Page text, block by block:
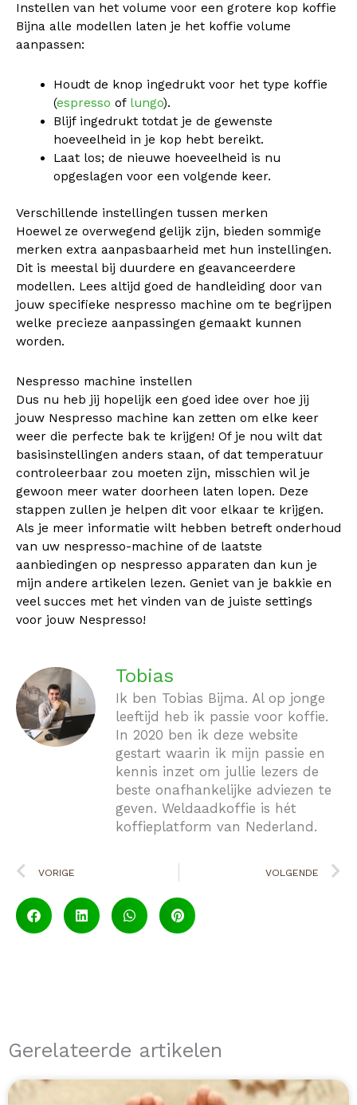
Instellen van het volume voor een grotere kop koffie
Bijna alle modellen laten je het koffie volume
aanpassen:
Houdt de knop ingedrukt voor het type koffie
(espresso of lungo).
Blijf ingedrukt totdat je de gewenste
hoeveelheid in je kop hebt bereikt.
Laat los; de nieuwe hoeveelheid is nu
opgeslagen voor een volgende keer.
Verschillende instellingen tussen merken
Hoewel ze overwegend gelijk zijn, bieden sommige
merken extra aanpasbaarheid met hun instellingen.
Dit is meestal bij duurdere en geavanceerdere
modellen. Lees altijd goed de handleiding door van
jouw specifieke nespresso machine om te begrijpen
welke precieze aanpassingen gemaakt kunnen
worden.
Nespresso machine instellen
Dus nu heb jij hopelijk een goed idee over hoe jij
jouw Nespresso machine kan zetten om elke keer
weer die perfecte bak te krijgen! Of je nou wilt dat
basisinstellingen anders staan, of dat temperatuur
controleerbaar zou moeten zijn, misschien wil je
gewoon meer water doorheen laten lopen. Deze
stappen zullen je helpen dit voor elkaar te krijgen.
Als je meer informatie wilt hebben betreft onderhoud
van uw nespresso-machine of de laatste
aanbiedingen op nespresso apparaten dan kun je
mijn andere artikelen lezen. Geniet van je bakkie en
veel succes met het vinden van de juiste settings
voor jouw Nespresso!
Tobias
Ik ben Tobias Bijma. Al op jonge
leeftijd heb ik passie voor koffie.
In 2020 ben ik deze website
gestart waarin ik mijn passie en
kennis inzet om jullie lezers de
beste onafhankelijke adviezen te
geven. Weldaadkoffie is hét
koffieplatform van Nederland.
Vorige
VORIGE VOLGENDE
Gerelateerde artikelen